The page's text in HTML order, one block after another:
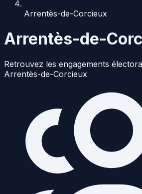
Arrentès-de-Corcieux
Arrentès-de-
Retrouvez les engagements
Arrentès-de-Corcieux